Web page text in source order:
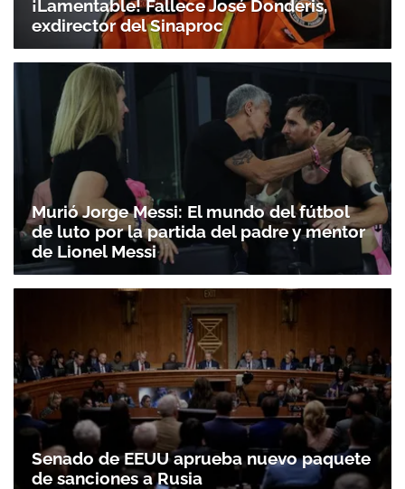
Gracias por suscribirte a nuestro boletín.
ACEPTAR
¡Lamentable! Fallece José Donderis,
exdirector del Sinaproc
Murió Jorge Messi: El mundo del fútbol
de luto por la partida del padre y mentor
de Lionel Messi
Senado de EEUU aprueba nuevo paquete
de sanciones a Rusia